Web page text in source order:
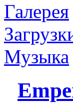
Галерея
Музыка